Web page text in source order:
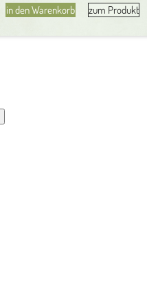
Wert
60€
in den Warenkorb zum Produkt